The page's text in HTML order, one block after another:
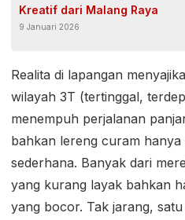
Kreatif dari Malang Raya
9 Januari 2026
Realita di lapangan
wilayah 3T (tertinggal,
menempuh perjalanan
bahkan lereng curam
sederhana. Banyak dari
yang kurang layak bahkan
yang bocor. Tak jarang,